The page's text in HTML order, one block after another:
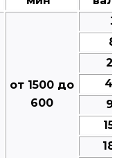
от 1500 до
600